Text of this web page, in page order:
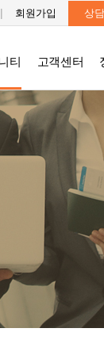
| 회원가입 상
티 고객센터